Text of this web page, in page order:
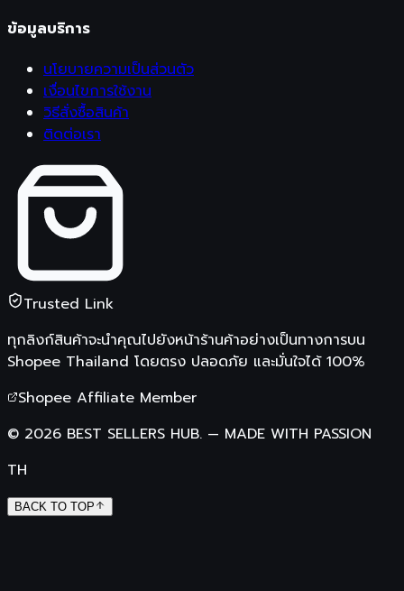
ข้อมูลบริการ
นโยบายความเป็นส่วนตัว
เงื่อนไขการใช้งาน
วิธีสั่งซื้อสินค้า
ติดต่อเรา
Trusted Link
ทุกลิงก์สินค้าจะนำคุณไปยังหน้าร้านค้าอย่างเป็นทางการบน
Shopee Thailand โดยตรง ปลอดภัย และมั่นใจได้ 100%
Shopee Affiliate Member
© 2026 BEST SELLERS HUB. — MADE WITH PASSION
TH
BACK TO TOP